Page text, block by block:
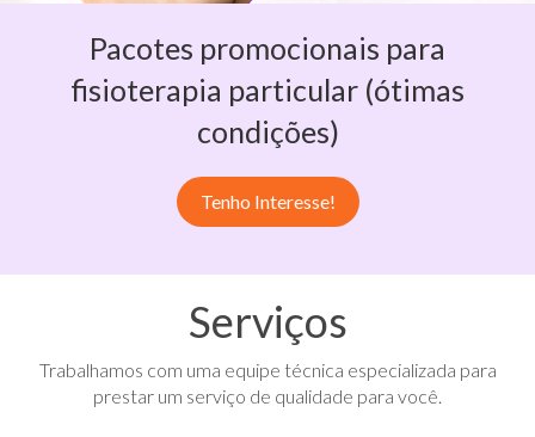
Pacotes promocionais para
fisioterapia particular (ótimas
condições)
Tenho Interesse!
Serviços
Trabalhamos com uma equipe técnica especializada para
prestar um serviço de qualidade para você.